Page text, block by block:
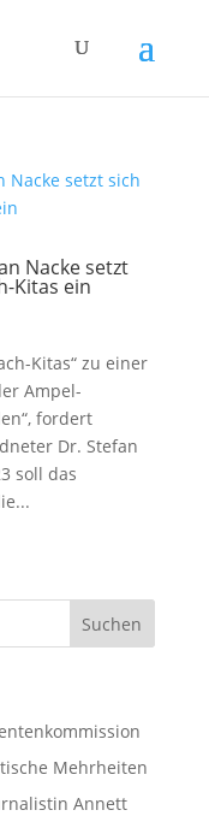
Nacke setzt
Kitas ein
Kitas“ zu einer
Ampel-
fordert
Dr. Stefan
soll das
Mehrheiten
Annett